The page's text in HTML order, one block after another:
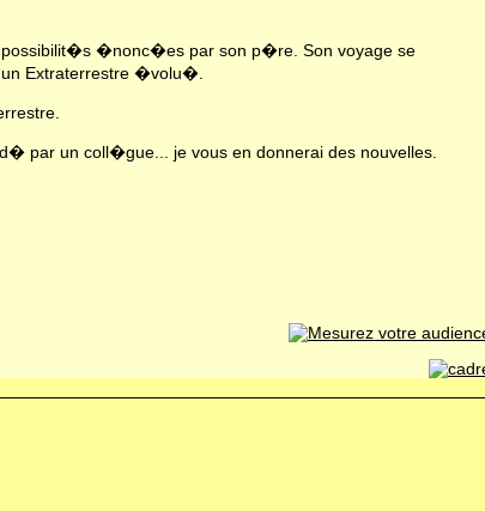
possibilit�s �nonc�es par son p�re. Son voyage se
Extraterrestre �volu�.
par un coll�gue... je vous en donnerai des nouvelles.